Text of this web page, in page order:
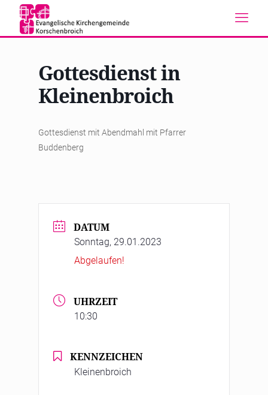
Gottesdienst in
Kleinenbroich
Gottesdienst mit Abendmahl mit Pfarrer
Buddenberg
DATUM
Sonntag, 29.01.2023
Abgelaufen!
UHRZEIT
10:30
KENNZEICHEN
Kleinenbroich